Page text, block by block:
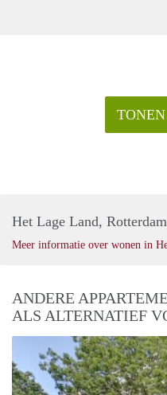
Het Lage Land, Rotterdam
Meer informatie over wonen in
ANDERE
ALS ALTERNATIEF